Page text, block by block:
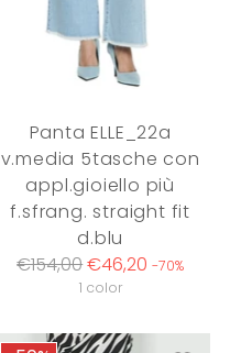
Panta ELLE_22a
v.media 5tasche con
appl.gioiello più
f.sfrang. straight fit
d.blu
Regular
€154,00€46,20 -70%
1 color